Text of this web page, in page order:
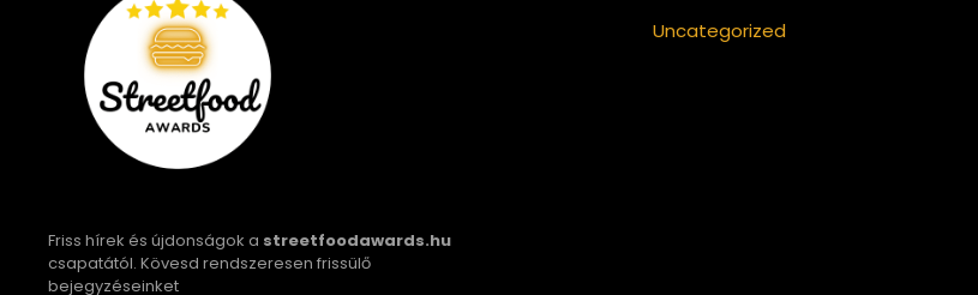
Friss hírek és újdonságok a streetfoodawards.hu
csapatától. Kövesd rendszeresen frissülő
bejegyzéseinket
Uncategorized